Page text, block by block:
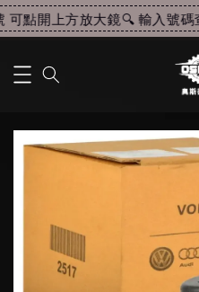
點開上方放大鏡🔍 輸入號碼